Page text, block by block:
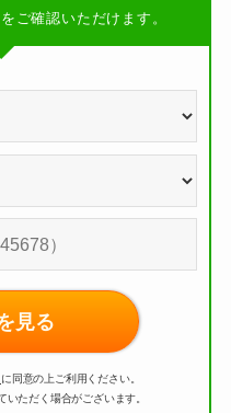
ご確認いただけます。
見る
に同意の上ご利用ください。
ただく場合がございます。